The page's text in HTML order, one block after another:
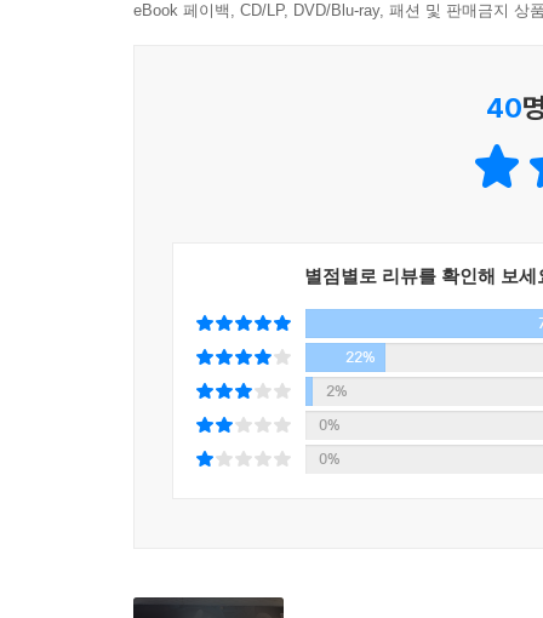
eBook 페이백, CD/LP, DVD/Blu-ray, 패션 및 판매금지 상
40
별점별로 리뷰를 확인해 보세
22%
2%
0%
0%